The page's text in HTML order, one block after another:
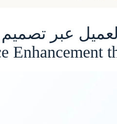
Enhancement